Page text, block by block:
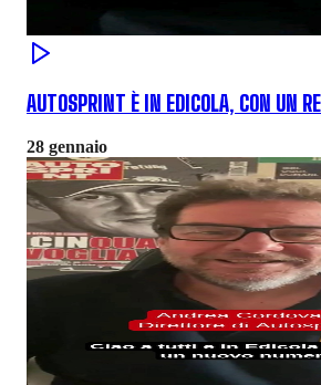
AUTOSPRINT È IN EDICOLA, CON UN
28 gennaio